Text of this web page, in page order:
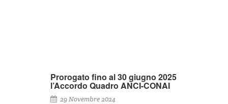
Prorogato fino al 30 giugno 2025
l’Accordo Quadro ANCI-CONAI
29 Novembre 2024